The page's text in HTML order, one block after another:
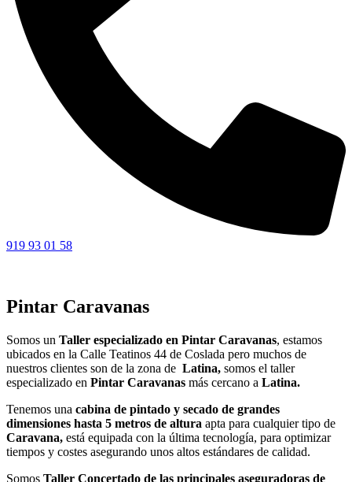
919 93 01 58
Pintar Caravanas
Somos un Taller especializado en Pintar Caravanas, estamos
ubicados en la Calle Teatinos 44 de Coslada pero muchos de
nuestros clientes son de la zona de Latina, somos el taller
especializado en Pintar Caravanas más cercano a Latina.
Tenemos una cabina de pintado y secado de grandes
dimensiones hasta 5 metros de altura apta para cualquier tipo de
Caravana, está equipada con la última tecnología, para optimizar
tiempos y costes asegurando unos altos estándares de calidad.
Somos Taller Concertado de las principales aseguradoras de